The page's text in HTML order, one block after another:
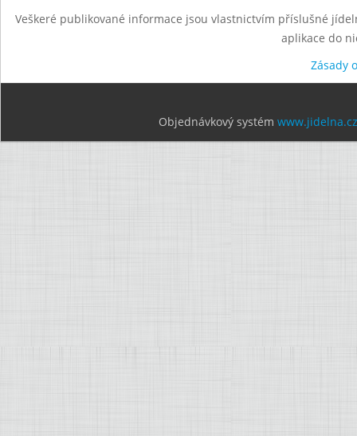
Veškeré publikované informace jsou vlastnictvím příslušné
aplikace do
Zásady
Objednávkový systém www.jidelna.cz